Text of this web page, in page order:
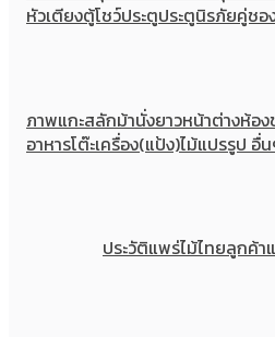
หัวเตียงตู้โชว์ประตูประตูนิรภัยคู่ชอ
ภาพแกะสลักม้านั่งยาวหน้าต่างห้อ
อาหารโต๊ะเครื่อง(แป้ง)ไม้แปรรูป อื่
ประวัติแพร่ไม้ไทยลูกค้า